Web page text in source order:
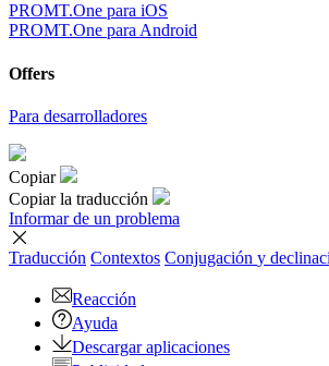
PROMT.One para iOS
PROMT.One para Android
Offers
Para desarrolladores
Copiar
Copiar la traducción
Informar de un problema
Traducción Contextos Conjugación y
Reacción
Ayuda
Descargar aplicaciones